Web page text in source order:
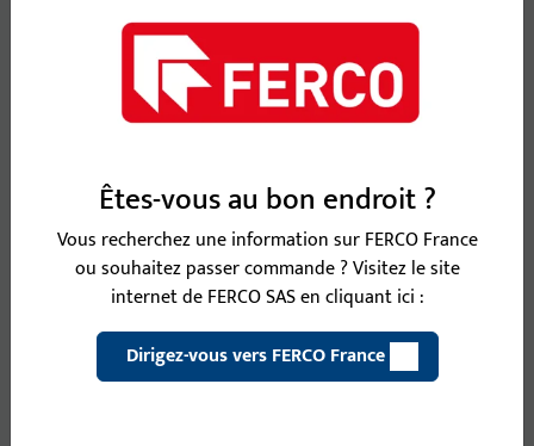
Êtes-vous au bon endroit ?
Vous recherchez une information sur FERCO France
ou souhaitez passer commande ? Visitez le site
internet de FERCO SAS en cliquant ici :
Dirigez-vous vers FERCO France